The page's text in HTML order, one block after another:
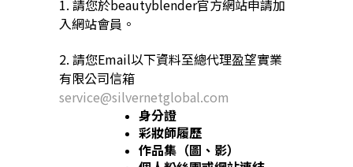
1. 請您於beautyblender官方網站申請加
入網站會員。
2. 請您Email以下資料至總代理盈望實業
有限公司信箱
service@silvernetglobal.com
身分證
彩妝師履歷
作品集（圖、影）